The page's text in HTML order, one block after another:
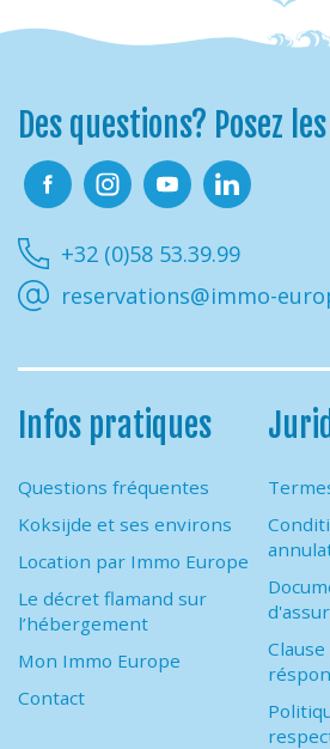
Des questions? Posez
+32 (0)58 53.39.99
reservations@immo-
Infos pratiques
Questions fréquentes
Koksijde et ses environs
Location par Immo Europe
Le décret flamand sur
l’hébergement
Mon Immo Europe
Contact